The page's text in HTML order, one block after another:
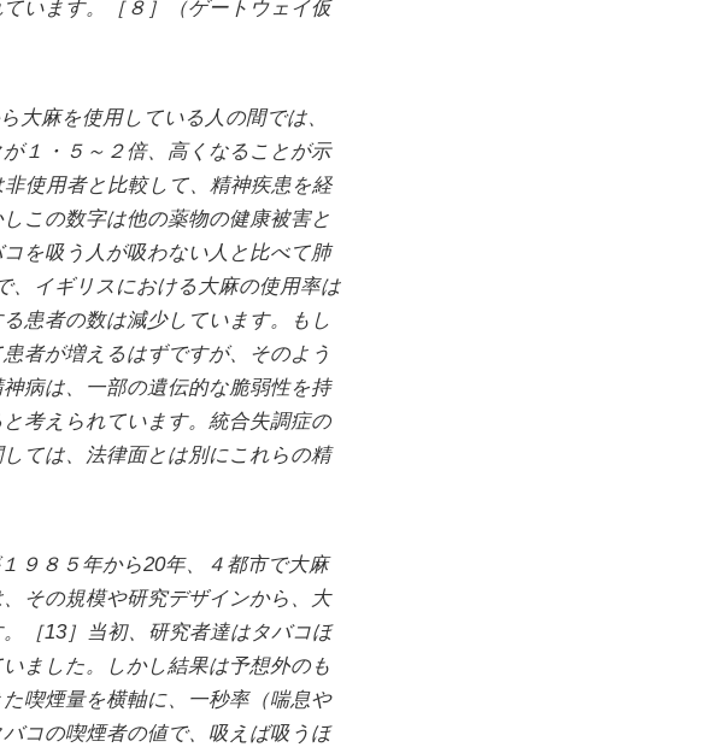
います。［８］（ゲートウェイ仮
大麻を使用している人の間では、
１・５～２倍、高くなることが示
使用者と比較して、精神疾患を経
この数字は他の薬物の健康被害と
を吸う人が吸わない人と比べて肺
、イギリスにおける大麻の使用率は
患者の数は減少しています。もし
者が増えるはずですが、そのよう
病は、一部の遺伝的な脆弱性を持
考えられています。統合失調症の
ては、法律面とは別にこれらの精
９８５年から20年、４都市で大麻
その規模や研究デザインから、大
［13］当初、研究者達はタバコほ
ました。しかし結果は予想外のも
喫煙量を横軸に、一秒率（喘息や
コの喫煙者の値で、吸えば吸うほ